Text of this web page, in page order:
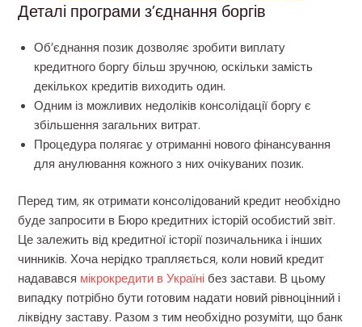
Деталі програми з’єднання боргів
Об’єднання позик дозволяє зробити виплату
кредитного боргу більш зручною, оскільки замість
декількох кредитів виходить один.
Одним із можливих недоліків консолідації боргу є
збільшення загальних витрат.
Процедура полягає у отриманні нового фінансування
для анулювання кожного з них очікуваних позик.
Перед тим, як отримати консолідований кредит необхідно
буде запросити в Бюро кредитних історій особистий звіт.
Це залежить від кредитної історії позичальника і інших
чинників. Хоча нерідко трапляється, коли новий кредит
надавався мікрокредити в Україні без застави. В цьому
випадку потрібно бути готовим надати новий рівноцінний і
ліквідну заставу. Разом з тим необхідно розуміти, що банк